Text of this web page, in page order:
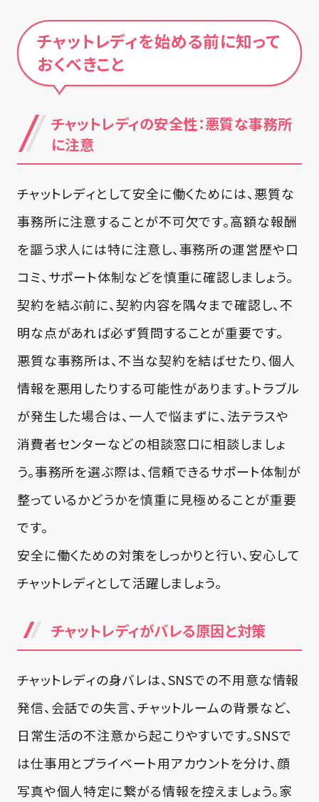
チャットレディを始める前に知って
おくべきこと
チャットレディの安全性：悪質な事務所
に注意
チャットレディとして安全に働くためには、悪質な
事務所に注意することが不可欠です。高額な報酬
を謳う求人には特に注意し、事務所の運営歴や口
コミ、サポート体制などを慎重に確認しましょう。
契約を結ぶ前に、契約内容を隅々まで確認し、不
明な点があれば必ず質問することが重要です。
悪質な事務所は、不当な契約を結ばせたり、個人
情報を悪用したりする可能性があります。トラブル
が発生した場合は、一人で悩まずに、法テラスや
消費者センターなどの相談窓口に相談しましょ
う。事務所を選ぶ際は、信頼できるサポート体制が
整っているかどうかを慎重に見極めることが重要
です。
安全に働くための対策をしっかりと行い、安心して
チャットレディとして活躍しましょう。
チャットレディがバレる原因と対策
チャットレディの身バレは、SNSでの不用意な情報
発信、会話での失言、チャットルームの背景など、
日常生活の不注意から起こりやすいです。SNSで
は仕事用とプライベート用アカウントを分け、顔
写真や個人特定に繋がる情報を控えましょう。家